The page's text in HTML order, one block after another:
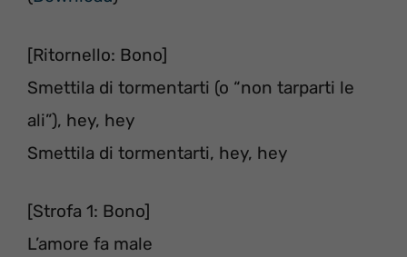
[Ritornello: Bono]
Smettila di tormentarti (o “non tarparti le
ali”), hey, hey
Smettila di tormentarti, hey, hey
[Strofa 1: Bono]
L’amore fa male